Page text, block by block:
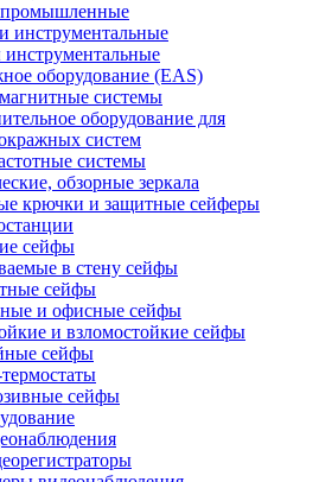
промышленные
инструментальные
оборудование (EAS)
системы
оборудование для
систем
системы
обзорные зеркала
крючки и защитные сейферы
сейфы
в стену сейфы
сейфы
и офисные сейфы
и взломостойкие сейфы
сейфы
сейфы